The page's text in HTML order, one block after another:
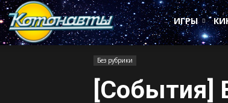
Котонавты
ИГРЫ
Без рубрики
[События]